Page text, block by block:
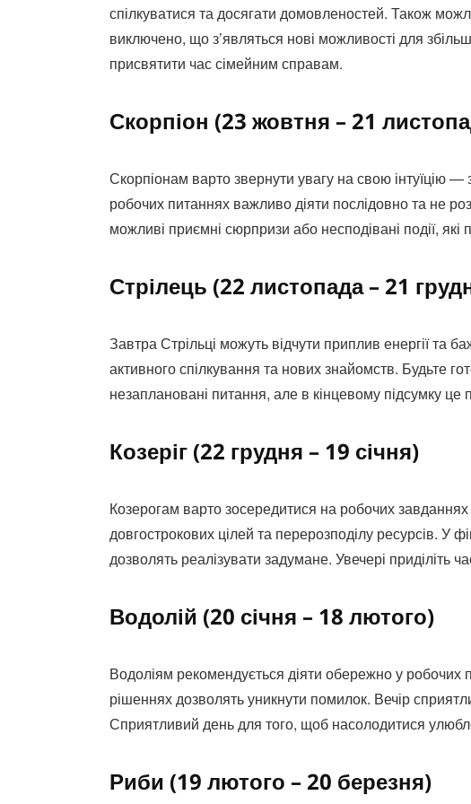
спілкуватися та досягати домовленостей. Також
виключено, що з’являться нові можливості для
присвятити час сімейним справам.
Скорпіон (23 жовтня – 21
Скорпіонам варто звернути увагу на свою
робочих питаннях важливо діяти послідовно та не
можливі приємні сюрпризи або несподівані події, які
Стрілець (22 листопада – 21
Завтра Стрільці можуть відчути приплив енергії та
активного спілкування та нових знайомств. Будьте
незаплановані питання, але в кінцевому підсумку це
Козеріг (22 грудня – 19 січня)
Козерогам варто зосередитися на робочих
довгострокових цілей та перерозподілу ресурсів. У
дозволять реалізувати задумане. Увечері приділіть
Водолій (20 січня – 18 лютого)
Водоліям рекомендується діяти обережно у робочих
рішеннях дозволять уникнути помилок. Вечір
Сприятливий день для того, щоб насолодитися
Риби (19 лютого – 20 березня)